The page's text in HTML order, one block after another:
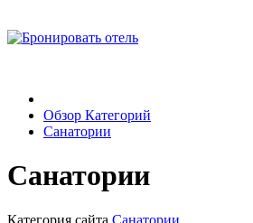
Обзор Категорий
Санатории
Санатории
Категория сайта Санатории